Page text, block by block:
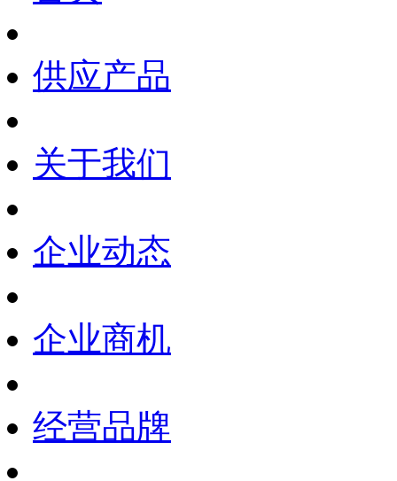
供应产品
关于我们
企业动态
企业商机
经营品牌